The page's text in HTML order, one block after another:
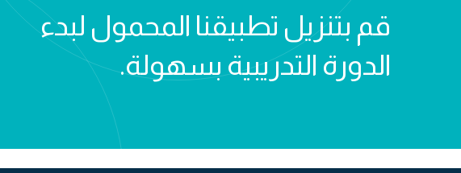
قم بتنزيل تطبيقنا المحمول لبدء
الدورة التدريبية بسهولة.